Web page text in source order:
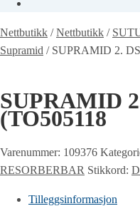
Nettbutikk /Nettbutikk /
Supramid / SUPRAMID 2.
SUPRAMID
(TO505118
Varenummer: 109376
RESORBERBAR Stikkord:
Tilleggsinformasjon